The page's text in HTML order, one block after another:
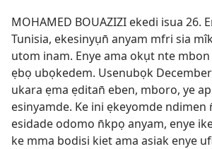
MOHAMED BOUAZIZI ekedi isua 26.
Tunisia, ekesinyụn̄ anyam mfri sia
utom inam. Enye ama okụt nte
ẹbọ ubọkedem. Usenubọk
ukara ẹma ẹditan̄ eben, mboro, ye
esinyamde. Ke ini ẹkeyomde ndimen
esidade odomo n̄kpọ anyam, enye
ke mma bodisi kiet ama asiak enye